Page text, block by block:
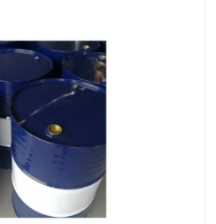
上门回收废清洗剂